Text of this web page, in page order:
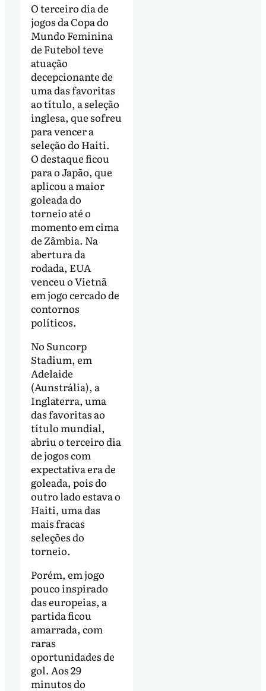
O terceiro dia de
jogos da Copa do
Mundo Feminina
de Futebol teve
atuação
decepcionante de
uma das favoritas
ao título, a seleção
inglesa, que sofreu
para vencer a
seleção do Haiti.
O destaque ficou
para o Japão, que
aplicou a maior
goleada do
torneio até o
momento em cima
de Zâmbia. Na
abertura da
rodada, EUA
venceu o Vietnã
em jogo cercado de
contornos
políticos.
No Suncorp
Stadium, em
Adelaide
(Aunstrália), a
Inglaterra, uma
das favoritas ao
título mundial,
abriu o terceiro dia
de jogos com
expectativa era de
goleada, pois do
outro lado estava o
Haiti, uma das
mais fracas
seleções do
torneio.
Porém, em jogo
pouco inspirado
das europeias, a
partida ficou
amarrada, com
raras
oportunidades de
gol. Aos 29
minutos do